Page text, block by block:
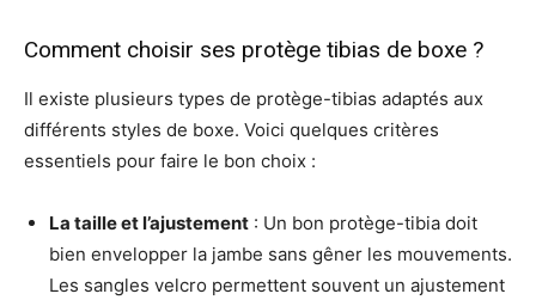
Comment choisir ses protège tibias de boxe ?
Il existe plusieurs types de protège-tibias adaptés aux
différents styles de boxe. Voici quelques critères
essentiels pour faire le bon choix :
La taille et l’ajustement : Un bon protège-tibia doit
bien envelopper la jambe sans gêner les mouvements.
Les sangles velcro permettent souvent un ajustement